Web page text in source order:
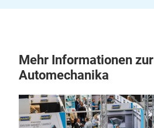
Mehr Informationen zur
Automechanika